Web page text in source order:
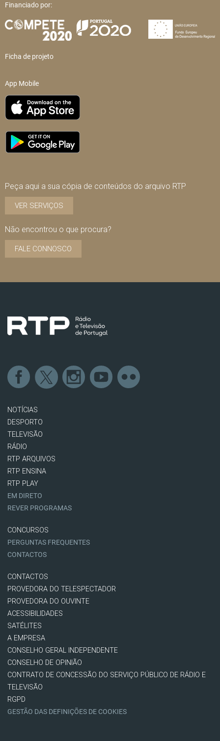
Financiado por:
Ficha de projeto
App Mobile
Peça aqui a sua cópia de conteúdos do arquivo RTP
VER SERVIÇOS
Não encontrou o que procura?
FALE CONNOSCO
NOTÍCIAS
DESPORTO
TELEVISÃO
RÁDIO
RTP ARQUIVOS
RTP ENSINA
RTP PLAY
EM DIRETO
REVER PROGRAMAS
CONCURSOS
PERGUNTAS FREQUENTES
CONTACTOS
CONTACTOS
PROVEDORA DO TELESPECTADOR
PROVEDORA DO OUVINTE
ACESSIBILIDADES
SATÉLITES
A EMPRESA
CONSELHO GERAL INDEPENDENTE
CONSELHO DE OPINIÃO
CONTRATO DE CONCESSÃO DO SERVIÇO PÚBLICO DE RÁDIO E
TELEVISÃO
RGPD
GESTÃO DAS DEFINIÇÕES DE COOKIES